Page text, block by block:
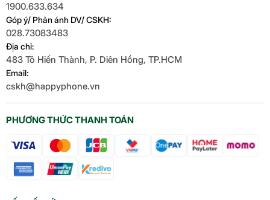
PHƯƠNG THỨC THANH TOÁN
1900.633.634
Góp ý/ Phản ánh DV/ CSKH:
028.73083483
Địa chỉ:
483 Tô Hiến Thành, P. Diên Hồng, TP.HCM
Email:
cskh@happyphone.vn